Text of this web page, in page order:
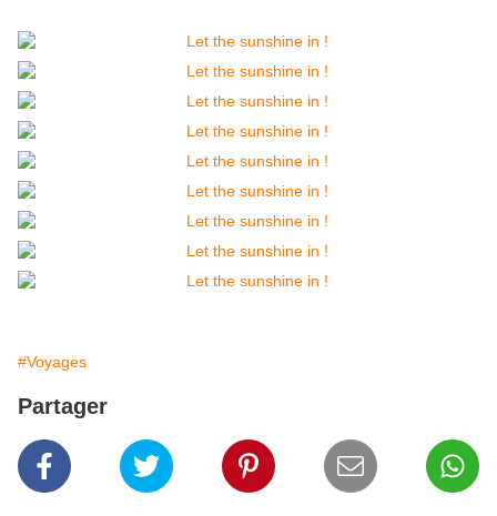
#Voyages
Partager